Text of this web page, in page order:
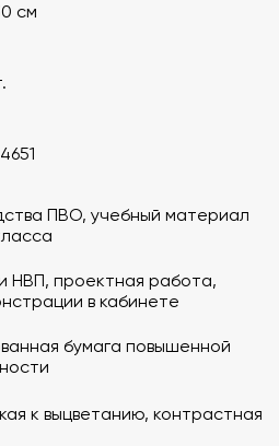
см
ПВО, учебный материал
НВП, проектная работа,
в кабинете
бумага повышенной
к выцветанию, контрастная